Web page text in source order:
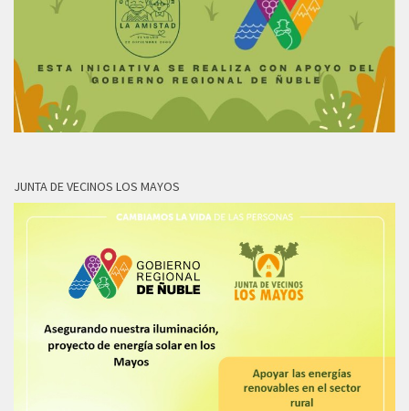
JUNTA DE VECINOS LOS MAYOS